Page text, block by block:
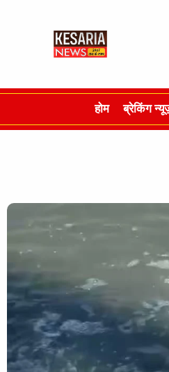
होम ब्रेकिंग